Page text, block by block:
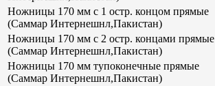
Ножницы 170 мм с 1 остр. концом прямые
(Саммар Интернешнл,Пакистан)
Ножницы 170 мм с 2 остр. концами прямые
(Саммар Интернешнл,Пакистан)
Ножницы 170 мм тупоконечные прямые
(Саммар Интернешнл,Пакистан)